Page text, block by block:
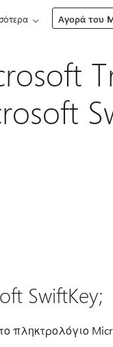
Αγορά του
SwiftKey;
πληκτρολόγιο